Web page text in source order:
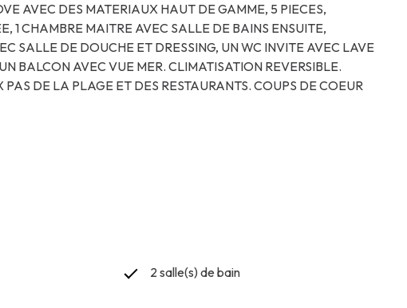
AVEC DES MATERIAUX HAUT DE GAMME, 5 PIECES,
1 CHAMBRE MAITRE AVEC SALLE DE BAINS ENSUITE,
SALLE DE DOUCHE ET DRESSING, UN WC INVITE AVEC LAVE
BALCON AVEC VUE MER. CLIMATISATION REVERSIBLE.
DE LA PLAGE ET DES RESTAURANTS. COUPS DE COEUR
2 salle(s) de bain